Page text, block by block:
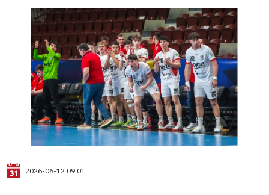
2026-06-12 09:01